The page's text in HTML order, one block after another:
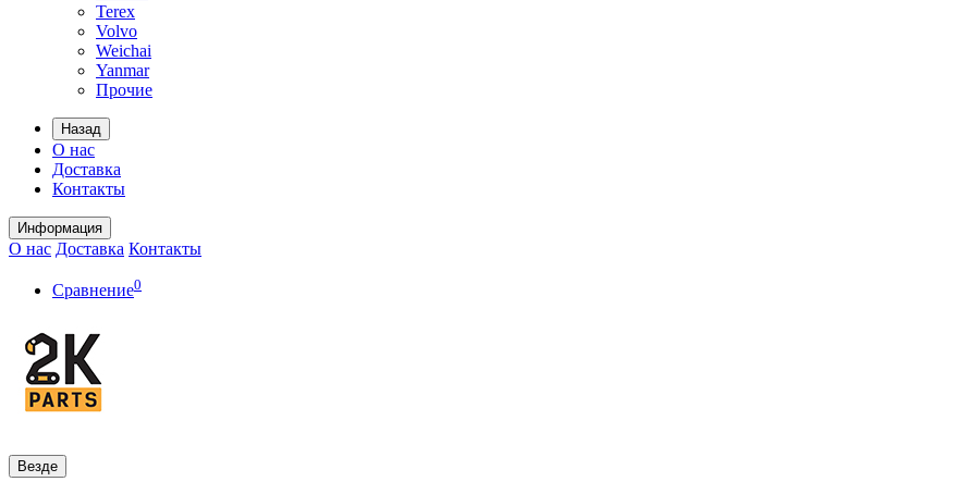
Terex
Volvo
Weichai
Yanmar
Прочие
Назад
О нас
Доставка
Контакты
Информация
О нас Доставка Контакты
Сравнение0
Везде